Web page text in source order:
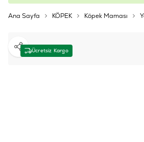
Ana Sayfa KÖPEK Köpek Maması
Ücretsiz Kargo
Paylaş